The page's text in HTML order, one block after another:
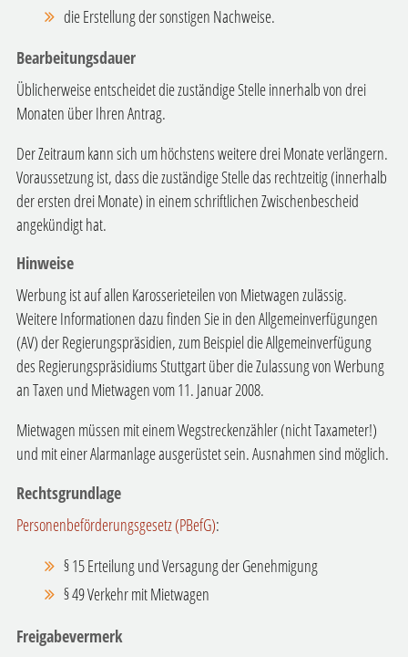
die Erstellung der sonstigen Nachweise.
Bearbeitungsdauer
Üblicherweise entscheidet die zuständige Stelle innerhalb von drei
Monaten über Ihren Antrag.
Der Zeitraum kann sich um höchstens weitere drei Monate verlängern.
Voraussetzung ist, dass die zuständige Stelle das rechtzeitig (innerhalb
der ersten drei Monate) in einem schriftlichen Zwischenbescheid
angekündigt hat.
Hinweise
Werbung ist auf allen Karosserieteilen von Mietwagen zulässig.
Weitere Informationen dazu finden Sie in den Allgemeinverfügungen
(AV) der Regierungspräsidien, zum Beispiel die Allgemeinverfügung
des Regierungspräsidiums Stuttgart über die Zulassung von Werbung
an Taxen und Mietwagen vom 11. Januar 2008.
Mietwagen müssen mit einem Wegstreckenzähler (nicht Taxameter!)
und mit einer Alarmanlage ausgerüstet sein. Ausnahmen sind möglich.
Rechtsgrundlage
Personenbeförderungsgesetz (PBefG):
§ 15 Erteilung und Versagung der Genehmigung
§ 49 Verkehr mit Mietwagen
Freigabevermerk